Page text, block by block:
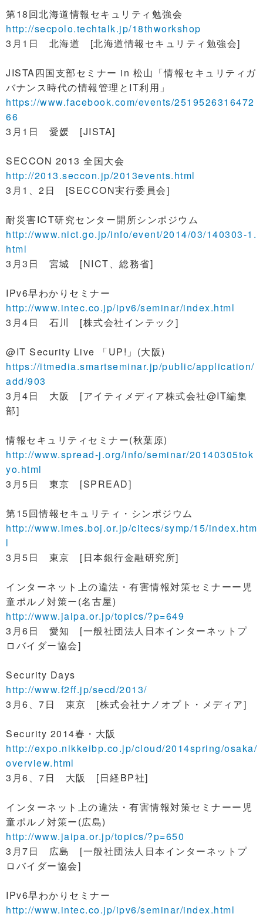
第18回北海道情報セキュリティ勉強会
http://secpolo.techtalk.jp/18thworkshop
3月1日 北海道 [北海道情報セキュリティ勉強会]
JISTA四国支部セミナー in 松山「情報セキュリティガ
バナンス時代の情報管理とIT利用」
https://www.facebook.com/events/2519526316472
66
3月1日 愛媛 [JISTA]
SECCON 2013 全国大会
http://2013.seccon.jp/2013events.html
3月1、2日 [SECCON実行委員会]
耐災害ICT研究センター開所シンポジウム
http://www.nict.go.jp/info/event/2014/03/140303-1.
html
3月3日 宮城 [NICT、総務省]
IPv6早わかりセミナー
http://www.intec.co.jp/ipv6/seminar/index.html
3月4日 石川 [株式会社インテック]
@IT Security Live 「UP!」(大阪)
https://itmedia.smartseminar.jp/public/application/
add/903
3月4日 大阪 [アイティメディア株式会社@IT編集
部]
情報セキュリティセミナー(秋葉原)
http://www.spread-j.org/info/seminar/20140305tok
yo.html
3月5日 東京 [SPREAD]
第15回情報セキュリティ・シンポジウム
http://www.imes.boj.or.jp/citecs/symp/15/index.htm
l
3月5日 東京 [日本銀行金融研究所]
インターネット上の違法・有害情報対策セミナーー児
童ポルノ対策ー(名古屋)
http://www.jaipa.or.jp/topics/?p=649
3月6日 愛知 [一般社団法人日本インターネットプ
ロバイダー協会]
Security Days
http://www.f2ff.jp/secd/2013/
3月6、7日 東京 [株式会社ナノオプト・メディア]
Security 2014春・大阪
http://expo.nikkeibp.co.jp/cloud/2014spring/osaka/
overview.html
3月6、7日 大阪 [日経BP社]
インターネット上の違法・有害情報対策セミナーー児
童ポルノ対策ー(広島)
http://www.jaipa.or.jp/topics/?p=650
3月7日 広島 [一般社団法人日本インターネットプ
ロバイダー協会]
IPv6早わかりセミナー
http://www.intec.co.jp/ipv6/seminar/index.html